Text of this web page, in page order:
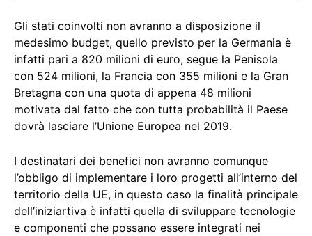
Gli stati coinvolti non avranno a disposizione il
medesimo budget, quello previsto per la Germania è
infatti pari a 820 milioni di euro, segue la Penisola
con 524 milioni, la Francia con 355 milioni e la Gran
Bretagna con una quota di appena 48 milioni
motivata dal fatto che con tutta probabilità il Paese
dovrà lasciare l’Unione Europea nel 2019.
I destinatari dei benefici non avranno comunque
l’obbligo di implementare i loro progetti all’interno del
territorio della UE, in questo caso la finalità principale
dell’iniziartiva è infatti quella di sviluppare tecnologie
e componenti che possano essere integrati nei